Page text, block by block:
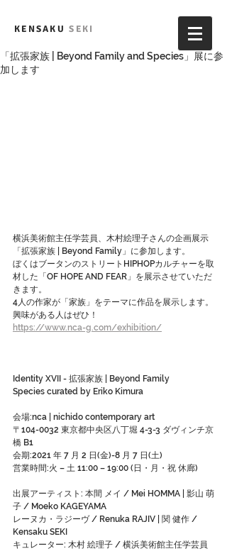
KENSAKUSEKI
「拡張家族 | Beyond Family and Species」展に参
加します
横浜美術館主任学芸員、木村絵理子さんの企画展示
「拡張家族 | Beyond Family」に参加します。
ぼくはブータンのストリートHIPHOPカルチャーを取
材した「OF HOPE AND FEAR」を展示させていただ
きます。
4人の作家が「家族」をテーマに作品を展示します。
興味がある人はぜひ！
https://www.nca-g.com/exhibition/
Identity XVII - 拡張家族 | Beyond Family
Species curated by Eriko Kimura
会場:nca | nichido contemporary art
〒104-0032 東京都中央区八丁堀 4-3-3 ダヴィンチ京
橋 B1
会期:2021 年 7 月 2 日(金)-8 月 7 日(土)
営業時間:火 – 土 11:00 – 19:00 (日・月・祝 休廊)
出展アーティスト: 本間 メイ / Mei HOMMA | 影山 萌
子 / Moeko KAGEYAMA
レーヌカ・ラジーヴ / Renuka RAJIV | 関 健作 /
Kensaku SEKI
キュレーター: 木村 絵理子 / 横浜美術館主任学芸員